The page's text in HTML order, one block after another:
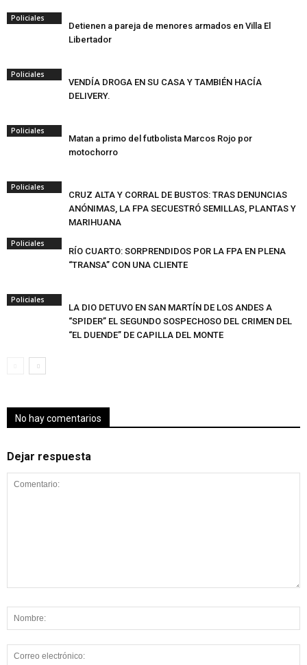
Policiales
Detienen a pareja de menores armados en Villa El
Libertador
Policiales
VENDÍA DROGA EN SU CASA Y TAMBIÉN HACÍA
DELIVERY.
Policiales
Matan a primo del futbolista Marcos Rojo por
motochorro
Policiales
CRUZ ALTA Y CORRAL DE BUSTOS: TRAS DENUNCIAS
ANÓNIMAS, LA FPA SECUESTRÓ SEMILLAS, PLANTAS Y
MARIHUANA
Policiales
RÍO CUARTO: SORPRENDIDOS POR LA FPA EN PLENA
“TRANSA” CON UNA CLIENTE
Policiales
LA DIO DETUVO EN SAN MARTÍN DE LOS ANDES A
“SPIDER” EL SEGUNDO SOSPECHOSO DEL CRIMEN DEL
“EL DUENDE” DE CAPILLA DEL MONTE
No hay comentarios
Dejar respuesta